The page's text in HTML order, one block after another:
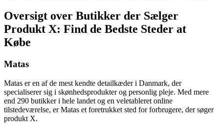
Oversigt over Butikker der Sælger
Produkt X: Find de Bedste Steder at
Købe
Matas
Matas er en af de mest kendte detailkæder i Danmark, der
specialiserer sig i skønhedsprodukter og personlig pleje. Med mere
end 290 butikker i hele landet og en veletableret online
tilstedeværelse, er Matas et foretrukket sted for forbrugere, der søger
produkt X.